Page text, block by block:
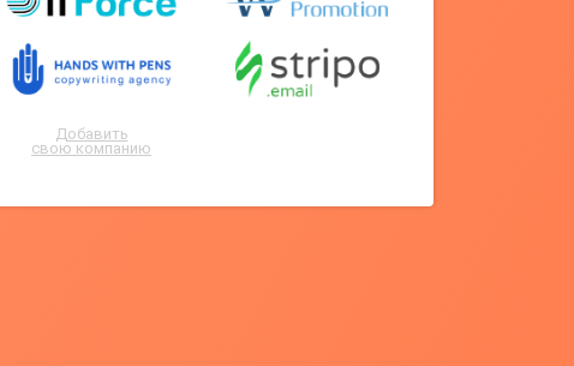
Добавить
свою компанию